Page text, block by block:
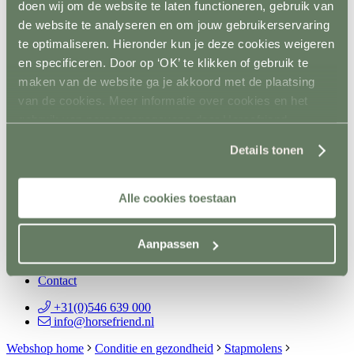
doen wij om de website te laten functioneren, gebruik van
de website te analyseren en om jouw gebruikerservaring
te optimaliseren. Hieronder kun je deze cookies weigeren
en specificeren. Door op ‘OK’ te klikken of gebruik te
maken van de website ga je akkoord met de plaatsing
van de cookies. Meer informatie over cookies en het
gebruik van persoonsgegevens door Horsefriend
Details tonen
Alle cookies toestaan
Aanpassen
Spelmateriaal
Hindernisopslag
Terug
Mobiele opslag
Vloer- en Wandsystemen
Terug
Stalvloer
Recoverystallen
Stap/draf molen
Horsefloor gietvloer
Ontvetten / lijmen / Kitten
Sale
Contact
+31(0)546 639 000
info@horsefriend.nl
Webshop home
Conditie en gezondheid
Stapmolens